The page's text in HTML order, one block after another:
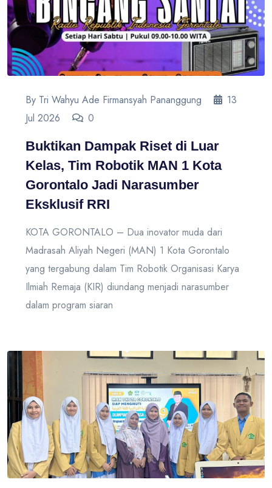
By Tri Wahyu Ade Firmansyah Pananggung
13
Jul 2026
0
Buktikan Dampak Riset di Luar
Kelas, Tim Robotik MAN 1 Kota
Gorontalo Jadi Narasumber
Eksklusif RRI
KOTA GORONTALO – Dua inovator muda dari
Madrasah Aliyah Negeri (MAN) 1 Kota Gorontalo
yang tergabung dalam Tim Robotik Organisasi Karya
Ilmiah Remaja (KIR) diundang menjadi narasumber
dalam program siaran